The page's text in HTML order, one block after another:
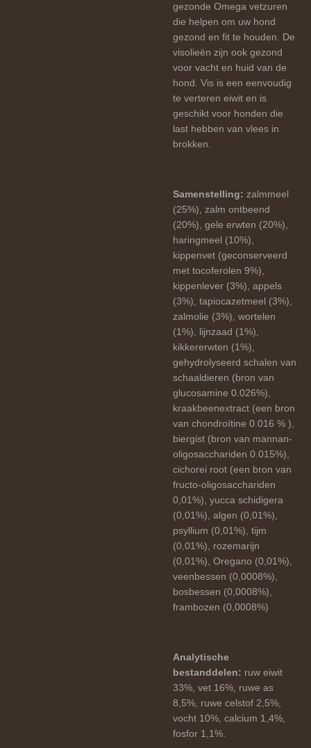
gezonde Omega vetzuren
die helpen om uw hond
gezond en fit te houden. De
visolieën zijn ook gezond
voor vacht en huid van de
hond. Vis is een eenvoudig
te verteren eiwit en is
geschikt voor honden die
last hebben van vlees in
brokken.
Samenstelling: zalmmeel
(25%), zalm ontbeend
(20%), gele erwten (20%),
haringmeel (10%),
kippenvet (geconserveerd
met tocoferolen 9%),
kippenlever (3%), appels
(3%), tapiocazetmeel (3%),
zalmolie (3%), wortelen
(1%), lijnzaad (1%),
kikkererwten (1%),
gehydrolyseerd schalen van
schaaldieren (bron van
glucosamine 0.026%),
kraakbeenextract (een bron
van chondroïtine 0.016 % ),
biergist (bron van mannan-
oligosacchariden 0.015%),
cichorei root (een bron van
fructo-oligosacchariden
0,01%), yucca schidigera
(0,01%), algen (0,01%),
psyllium (0,01%), tijm
(0,01%), rozemarijn
(0,01%), Oregano (0,01%),
veenbessen (0,0008%),
bosbessen (0,0008%),
frambozen (0,0008%)
Analytische
bestanddelen: ruw eiwit
33%, vet 16%, ruwe as
8,5%, ruwe celstof 2,5%,
vocht 10%, calcium 1,4%,
fosfor 1,1%.